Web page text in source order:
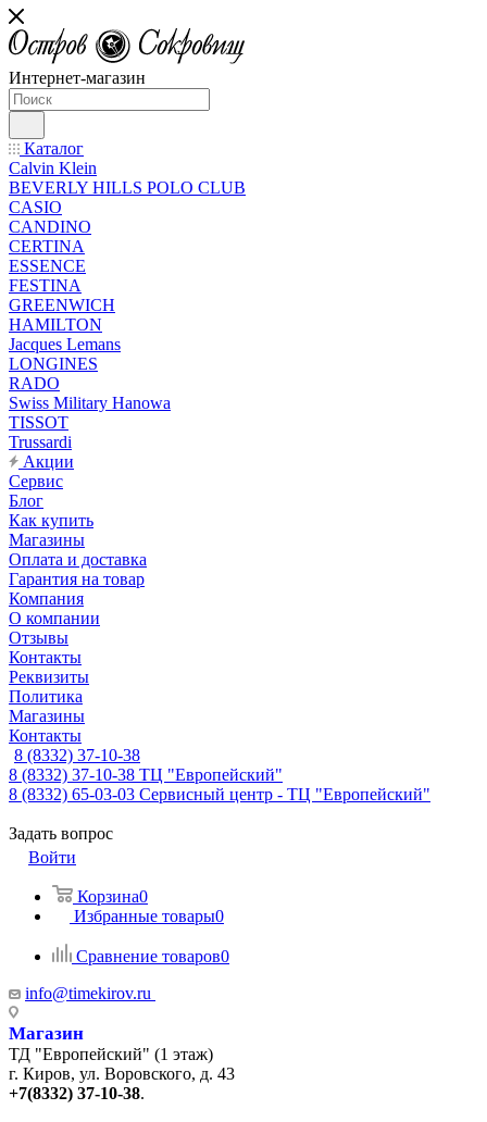
Интернет-магазин
Каталог
Calvin Klein
BEVERLY HILLS POLO CLUB
CASIO
CANDINO
CERTINA
ESSENCE
FESTINA
GREENWICH
HAMILTON
Jacques Lemans
LONGINES
RADO
Swiss Military Hanowa
TISSOT
Trussardi
Акции
Сервис
Блог
Как купить
Магазины
Оплата и доставка
Гарантия на товар
Компания
О компании
Отзывы
Контакты
Реквизиты
Политика
Магазины
Контакты
8 (8332) 37-10-38
8 (8332) 37-10-38 ТЦ "Европейский"
8 (8332) 65-03-03 Сервисный центр - ТЦ "Европейский"
Задать вопрос
Войти
Корзина0
Избранные товары0
Сравнение товаров0
info@timekirov.ru
Магазин
ТД "Европейский" (1 этаж)
г. Киров, ул. Воровского, д. 43
+7(8332) 37-10-38.